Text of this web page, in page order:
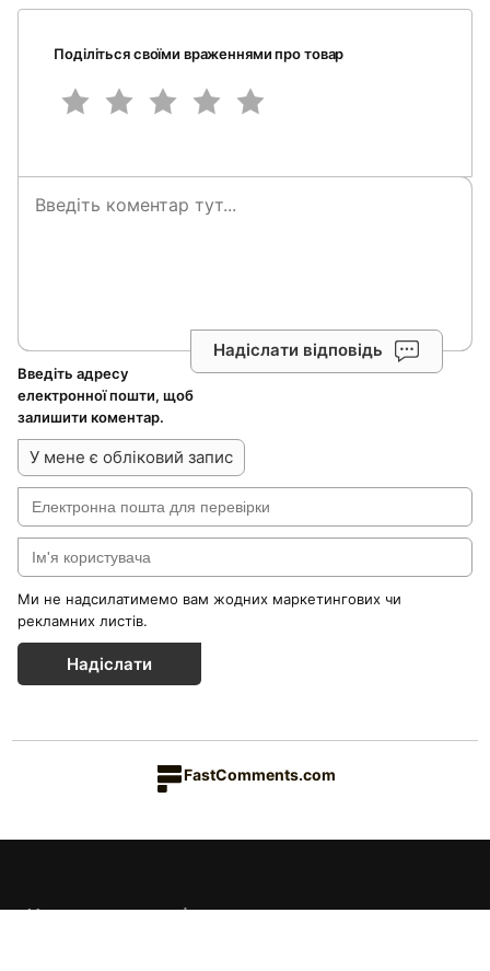
Поділіться своїми враженнями про товар
Надіслати відповідь
Введіть адресу
електронної пошти, щоб
залишити коментар.
У мене є обліковий запис
Ми не надсилатимемо вам жодних маркетингових чи
рекламних листів.
Надіслати
FastComments.com
Каталог товарів